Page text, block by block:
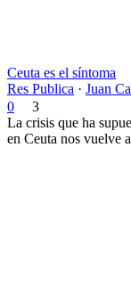
Ceuta es el síntoma
Res Publica · Juan
0
3
La crisis que ha
en Ceuta nos vuelve